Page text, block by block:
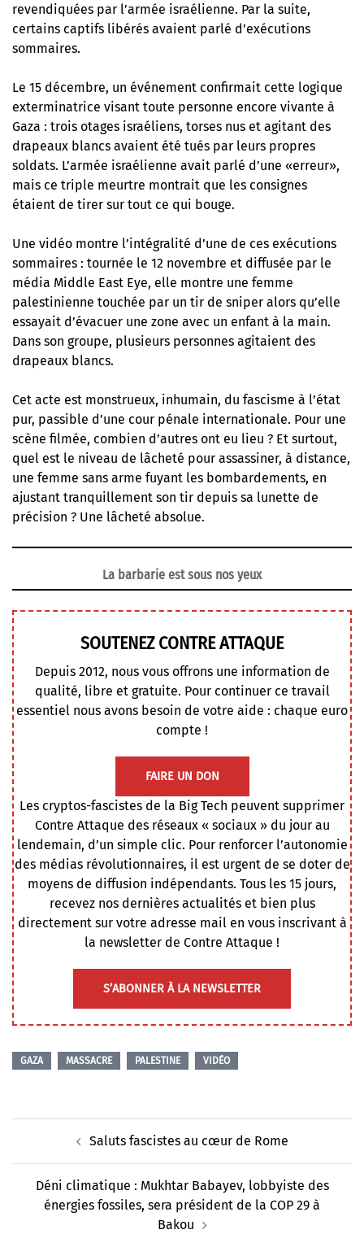
revendiquées par l’armée israélienne. Par la suite,
certains captifs libérés avaient parlé d’exécutions
sommaires.
Le 15 décembre, un événement confirmait cette logique
exterminatrice visant toute personne encore vivante à
Gaza : trois otages israéliens, torses nus et agitant des
drapeaux blancs avaient été tués par leurs propres
soldats. L’armée israélienne avait parlé d’une «erreur»,
mais ce triple meurtre montrait que les consignes
étaient de tirer sur tout ce qui bouge.
Une vidéo montre l’intégralité d’une de ces exécutions
sommaires : tournée le 12 novembre et diffusée par le
média Middle East Eye, elle montre une femme
palestinienne touchée par un tir de sniper alors qu’elle
essayait d’évacuer une zone avec un enfant à la main.
Dans son groupe, plusieurs personnes agitaient des
drapeaux blancs.
Cet acte est monstrueux, inhumain, du fascisme à l’état
pur, passible d’une cour pénale internationale. Pour une
scène filmée, combien d’autres ont eu lieu ? Et surtout,
quel est le niveau de lâcheté pour assassiner, à distance,
une femme sans arme fuyant les bombardements, en
ajustant tranquillement son tir depuis sa lunette de
précision ? Une lâcheté absolue.
La barbarie est sous nos yeux
SOUTENEZ CONTRE ATTAQUE
Depuis 2012, nous vous offrons une information de
qualité, libre et gratuite. Pour continuer ce travail
essentiel nous avons besoin de votre aide : chaque euro
compte !
FAIRE UN DON
Les cryptos-fascistes de la Big Tech peuvent supprimer
Contre Attaque des réseaux « sociaux » du jour au
lendemain, d’un simple clic. Pour renforcer l’autonomie
des médias révolutionnaires, il est urgent de se doter de
moyens de diffusion indépendants. Tous les 15 jours,
recevez nos dernières actualités et bien plus
directement sur votre adresse mail en vous inscrivant à
la newsletter de Contre Attaque !
S’ABONNER À LA NEWSLETTER
GAZA MASSACRE PALESTINE VIDÉO
Saluts fascistes au cœur de Rome
Déni climatique : Mukhtar Babayev, lobbyiste des
énergies fossiles, sera président de la COP 29 à
Bakou